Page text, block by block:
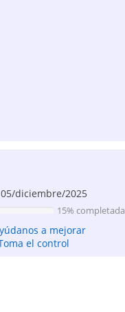
diciembre/2025
15% completada
a mejorar
el control